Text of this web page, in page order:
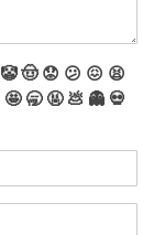
🤡🤠 😟 😕 😖 😫
🤩 🥱 🤬 💩 👻 💀